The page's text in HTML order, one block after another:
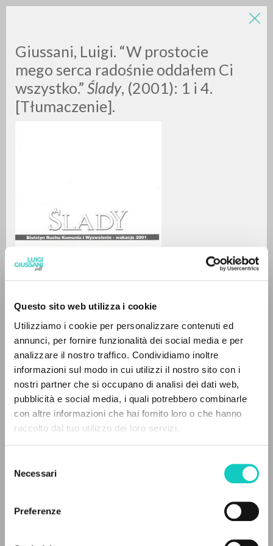
Questo sito web utilizza i cookie
Utilizziamo i cookie per personalizzare contenuti ed
annunci, per fornire funzionalità dei social media e per
analizzare il nostro traffico. Condividiamo inoltre
informazioni sul modo in cui utilizzi il nostro sito con i
nostri partner che si occupano di analisi dei dati web,
pubblicità e social media, i quali potrebbero combinarle
con altre informazioni che hai fornito loro o che hanno
raccolto dal tuo utilizzo dei loro servizi.
delNecessari
Preferenze
Giussani, Luigi. “W prostocie
mego serca radośnie oddałem Ci
wszystko.” Ślady, (2001): 1 i 4.
[Tłumaczenie].
Giussani LuigiAutor
Polaco
Ślady
2001
Páginas: 2
LUIGI
GIUSSANI
BÚSQUEDA AVANZADA »
0DOCUMENTOS ENCONTRADOS
RESULTADOS SUCESIVOS